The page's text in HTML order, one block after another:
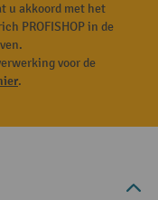
u akkoord met het
PROFISHOP in de
voor de
.